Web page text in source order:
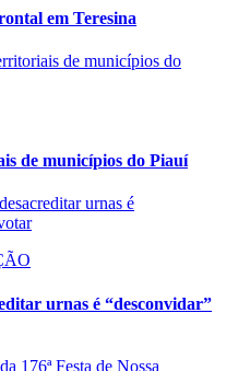
em Teresina
de municípios do Piauí
urnas é “desconvidar”